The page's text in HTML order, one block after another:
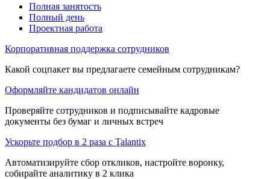
Полная занятость
Полный день
Проектная работа
Корпоративная поддержка сотрудников
Какой соцпакет вы предлагаете семейным сотрудникам?
Оформляйте кандидатов онлайн
Проверяйте сотрудников и подписывайте кадровые
документы без бумаг и личных встреч
Ускорьте подбор в 2 раза с Talantix
Автоматизируйте сбор откликов, настройте воронку,
собирайте аналитику в 2 клика